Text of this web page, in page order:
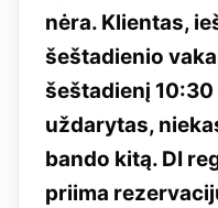
nėra. Klientas,
šeštadienio
šeštadienį
uždarytas,
bando kitą. DI
priima